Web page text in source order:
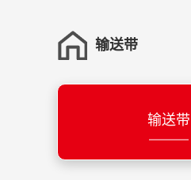
输送带
输送带